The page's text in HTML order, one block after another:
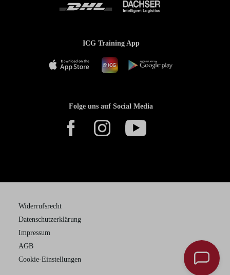
ICG Training App
Folge uns auf Social Media
Widerrufsrecht
Datenschutzerklärung
Impressum
AGB
Cookie-Einstellungen